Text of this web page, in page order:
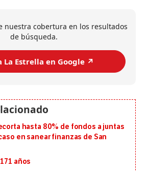
nuestra cobertura en los resultados
de búsqueda.
La Estrella en Google ↗️
hasta 80% de fondos a juntas
en sanear finanzas de San
años